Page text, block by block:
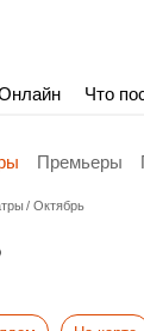
Что
Премьеры
Октябрь